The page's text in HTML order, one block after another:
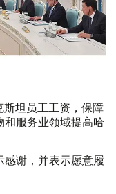
坦员工工资，保障
服务业领域提高哈
谢，并表示愿意履